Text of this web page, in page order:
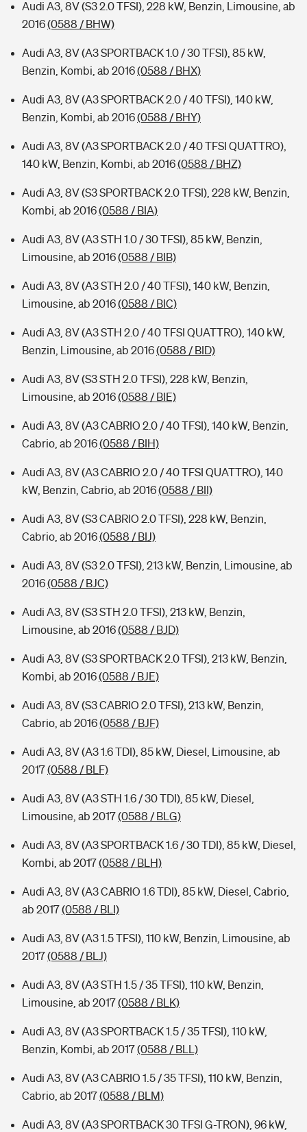
Audi A3, 8V (S3 2.0 TFSI), 228 kW, Benzin, Limousine, ab
2016(0588 / BHW)
Audi A3, 8V (A3 SPORTBACK 1.0 / 30 TFSI), 85 kW,
Benzin, Kombi, ab 2016(0588 / BHX)
Audi A3, 8V (A3 SPORTBACK 2.0 / 40 TFSI), 140 kW,
Benzin, Kombi, ab 2016(0588 / BHY)
Audi A3, 8V (A3 SPORTBACK 2.0 / 40 TFSI QUATTRO),
140 kW, Benzin, Kombi, ab 2016(0588 / BHZ)
Audi A3, 8V (S3 SPORTBACK 2.0 TFSI), 228 kW, Benzin,
Kombi, ab 2016(0588 / BIA)
Audi A3, 8V (A3 STH 1.0 / 30 TFSI), 85 kW, Benzin,
Limousine, ab 2016(0588 / BIB)
Audi A3, 8V (A3 STH 2.0 / 40 TFSI), 140 kW, Benzin,
Limousine, ab 2016(0588 / BIC)
Audi A3, 8V (A3 STH 2.0 / 40 TFSI QUATTRO), 140 kW,
Benzin, Limousine, ab 2016(0588 / BID)
Audi A3, 8V (S3 STH 2.0 TFSI), 228 kW, Benzin,
Limousine, ab 2016(0588 / BIE)
Audi A3, 8V (A3 CABRIO 2.0 / 40 TFSI), 140 kW, Benzin,
Cabrio, ab 2016(0588 / BIH)
Audi A3, 8V (A3 CABRIO 2.0 / 40 TFSI QUATTRO), 140
kW, Benzin, Cabrio, ab 2016(0588 / BII)
Audi A3, 8V (S3 CABRIO 2.0 TFSI), 228 kW, Benzin,
Cabrio, ab 2016(0588 / BIJ)
Audi A3, 8V (S3 2.0 TFSI), 213 kW, Benzin, Limousine, ab
2016(0588 / BJC)
Audi A3, 8V (S3 STH 2.0 TFSI), 213 kW, Benzin,
Limousine, ab 2016(0588 / BJD)
Audi A3, 8V (S3 SPORTBACK 2.0 TFSI), 213 kW, Benzin,
Kombi, ab 2016(0588 / BJE)
Audi A3, 8V (S3 CABRIO 2.0 TFSI), 213 kW, Benzin,
Cabrio, ab 2016(0588 / BJF)
Audi A3, 8V (A3 1.6 TDI), 85 kW, Diesel, Limousine, ab
2017(0588 / BLF)
Audi A3, 8V (A3 STH 1.6 / 30 TDI), 85 kW, Diesel,
Limousine, ab 2017(0588 / BLG)
Audi A3, 8V (A3 SPORTBACK 1.6 / 30 TDI), 85 kW, Diesel,
Kombi, ab 2017(0588 / BLH)
Audi A3, 8V (A3 CABRIO 1.6 TDI), 85 kW, Diesel, Cabrio,
ab 2017(0588 / BLI)
Audi A3, 8V (A3 1.5 TFSI), 110 kW, Benzin, Limousine, ab
2017(0588 / BLJ)
Audi A3, 8V (A3 STH 1.5 / 35 TFSI), 110 kW, Benzin,
Limousine, ab 2017(0588 / BLK)
Audi A3, 8V (A3 SPORTBACK 1.5 / 35 TFSI), 110 kW,
Benzin, Kombi, ab 2017(0588 / BLL)
Audi A3, 8V (A3 CABRIO 1.5 / 35 TFSI), 110 kW, Benzin,
Cabrio, ab 2017(0588 / BLM)
Audi A3, 8V (A3 SPORTBACK 30 TFSI G-TRON), 96 kW,